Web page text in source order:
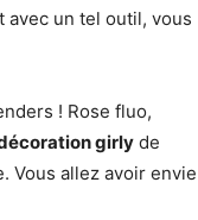
avec un tel outil, vous
! Rose fluo,
girly de
Vous allez avoir envie